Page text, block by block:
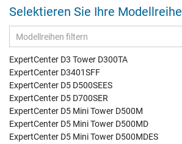
Selektieren Sie Ihre Modellreihe
ExpertCenter D3 Tower D300TA
ExpertCenter D3401SFF
ExpertCenter D5 D500SEES
ExpertCenter D5 D700SER
ExpertCenter D5 Mini Tower D500M
ExpertCenter D5 Mini Tower D500MD
ExpertCenter D5 Mini Tower D500MDES